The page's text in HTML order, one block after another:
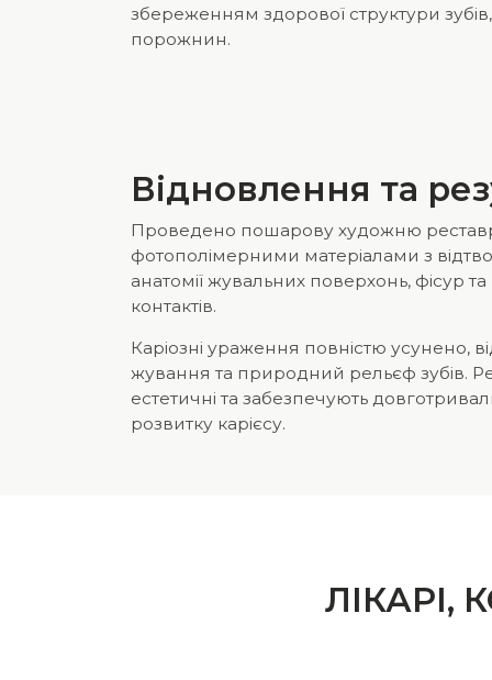
збереженням здорової структури
порожнин.
Відновлення та
Проведено пошарову художню
фотополімерними матеріалами з
анатомії жувальних поверхонь, фісур
контактів.
Каріозні ураження повністю усунено,
жування та природний рельєф зубів.
естетичні та забезпечують
розвитку карієсу.